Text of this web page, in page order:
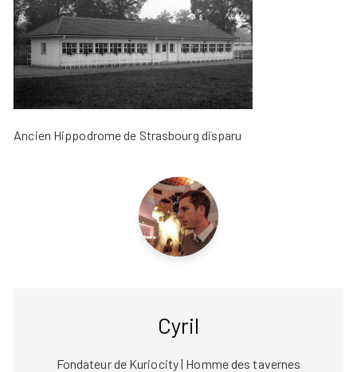
Ancien Hippodrome de Strasbourg disparu
Cyril
Fondateur de Kuriocity | Homme des tavernes